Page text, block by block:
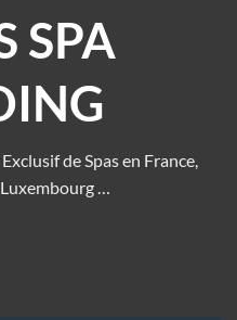
SPA
de Spas en France,
…